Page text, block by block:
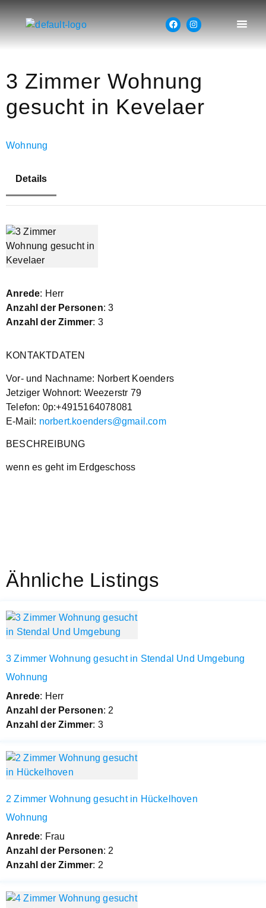
3 Zimmer Wohnung
gesucht in Kevelaer
Wohnung
Details
Anrede: Herr
Anzahl der Personen: 3
Anzahl der Zimmer: 3
KONTAKTDATEN
Vor- und Nachname: Norbert Koenders
Jetziger Wohnort: Weezerstr 79
Telefon: 0p:+4915164078081
E-Mail: norbert.koenders@gmail.com
BESCHREIBUNG
wenn es geht im Erdgeschoss
Ähnliche Listings
3 Zimmer Wohnung gesucht in Stendal Und Umgebung
Wohnung
Anrede: Herr
Anzahl der Personen: 2
Anzahl der Zimmer: 3
2 Zimmer Wohnung gesucht in Hückelhoven
Wohnung
Anrede: Frau
Anzahl der Personen: 2
Anzahl der Zimmer: 2